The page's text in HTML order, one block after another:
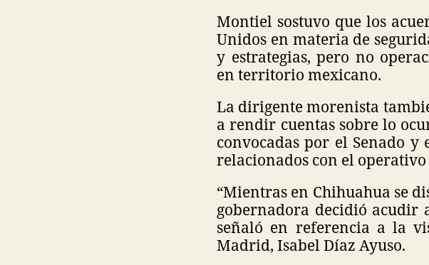
Montiel sostuvo que los
Unidos en materia de
y estrategias, pero no
en territorio mexicano.
La dirigente morenista
a rendir cuentas sobre lo
convocadas por el Senado y
relacionados con el
“Mientras en Chihuahua se
gobernadora decidió acudir
señaló en referencia a la
Madrid, Isabel Díaz Ayuso.